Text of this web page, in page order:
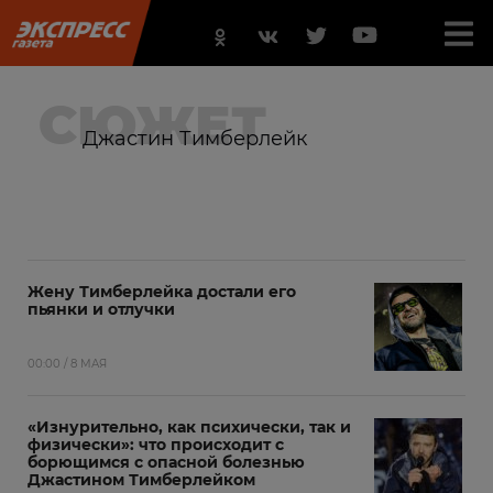
СЮЖЕТ
Джастин Тимберлейк
Жену Тимберлейка достали его
пьянки и отлучки
00:00 / 8 МАЯ
«Изнурительно, как психически, так и
физически»: что происходит с
борющимся с опасной болезнью
Джастином Тимберлейком